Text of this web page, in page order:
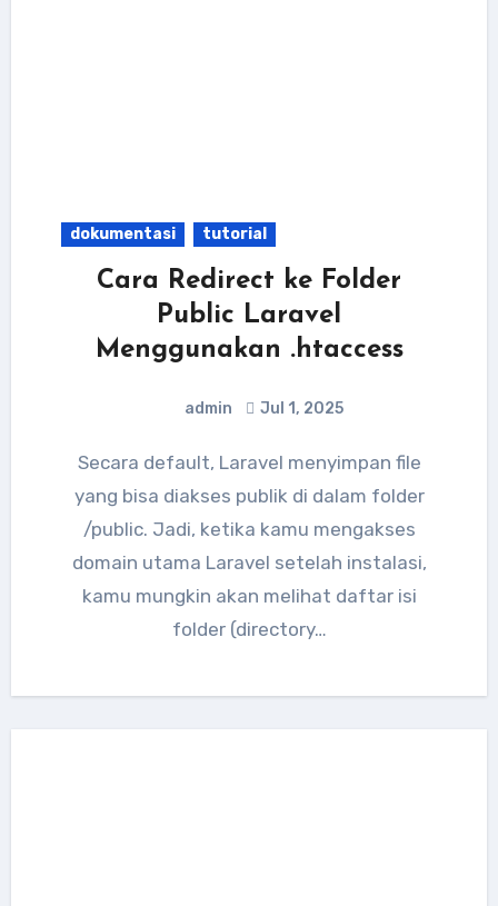
dokumentasi tutorial
Cara Redirect ke Folder
Public Laravel
Menggunakan .htaccess
admin Jul 1, 2025
Secara default, Laravel menyimpan file
yang bisa diakses publik di dalam folder
/public. Jadi, ketika kamu mengakses
domain utama Laravel setelah instalasi,
kamu mungkin akan melihat daftar isi
folder (directory…